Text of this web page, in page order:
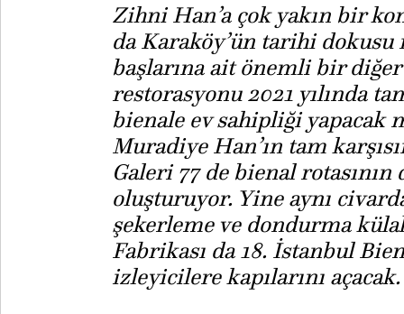
Zihni Han’a çok yakın bir
da Karaköy’ün tarihi dokusu
başlarına ait önemli bir
restorasyonu 2021 yılında
bienale ev sahipliği yapacak
Muradiye Han’ın tam
Galeri 77 de bienal
oluşturuyor. Yine aynı
şekerleme ve dondurma
Fabrikası da 18. İstanbul
izleyicilere kapılarını açacak.